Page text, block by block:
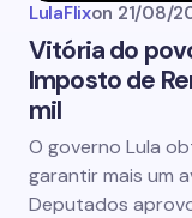
LulaFlixon 21/08/
Vitória do
Imposto de
mil
O governo Lula
garantir mais um
Deputados